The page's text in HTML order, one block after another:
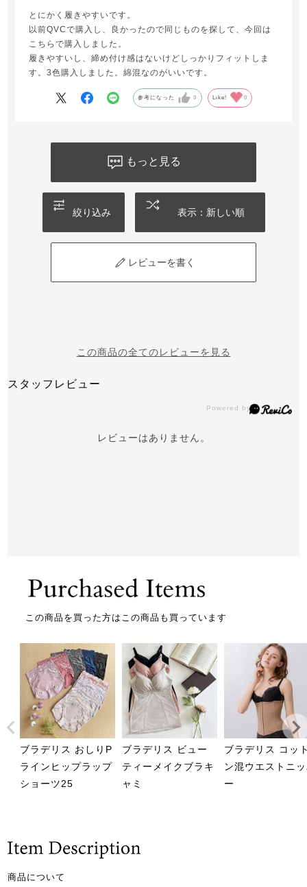
とにかく履きやすいです。
以前QVCで購入し、良かったので同じものを探して、今回は
こちらで購入しました。
履きやすいし、締め付け感はないけどしっかりフィットしま
す。3色購入しました。綿混なのがいいです。
参考になった 0 Like! 0
もっと見る
絞り込み 表示：新しい順
レビューを書く
この商品の全てのレビューを見る
スタッフレビュー
レビューはありません。
この商品を買った方はこの商品も買っています
ブラデリス おしりP
ラインヒップラップ
ショーツ25
ブラデリス ビュー
ティーメイクブラキ
ャミ
ブラデリス コッ
ン混ウエストニ
ー
商品について